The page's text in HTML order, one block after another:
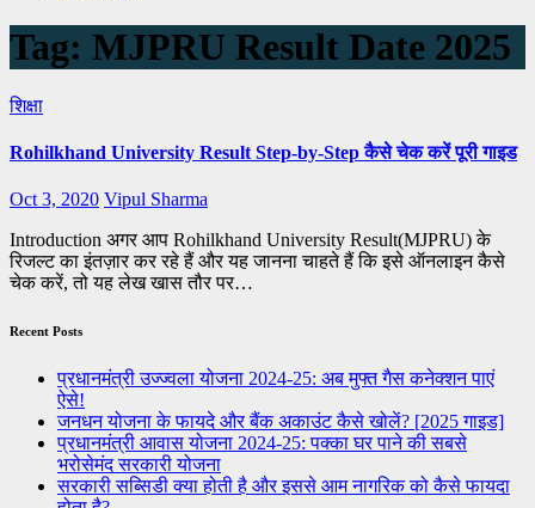
Tag: MJPRU Result Date 2025
शिक्षा
Rohilkhand University Result Step-by-Step कैसे चेक करें पूरी गाइड
Oct 3, 2020 Vipul Sharma
Introduction अगर आप Rohilkhand University Result(MJPRU) के
रिजल्ट का इंतज़ार कर रहे हैं और यह जानना चाहते हैं कि इसे ऑनलाइन कैसे
चेक करें, तो यह लेख खास तौर पर…
Recent Posts
प्रधानमंत्री उज्ज्वला योजना 2024-25: अब मुफ्त गैस कनेक्शन पाएं
ऐसे!
जनधन योजना के फायदे और बैंक अकाउंट कैसे खोलें? [2025 गाइड]
प्रधानमंत्री आवास योजना 2024-25: पक्का घर पाने की सबसे
भरोसेमंद सरकारी योजना
सरकारी सब्सिडी क्या होती है और इससे आम नागरिक को कैसे फायदा